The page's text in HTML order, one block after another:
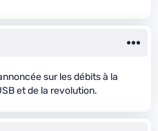
sur les débits à la
et de la revolution.